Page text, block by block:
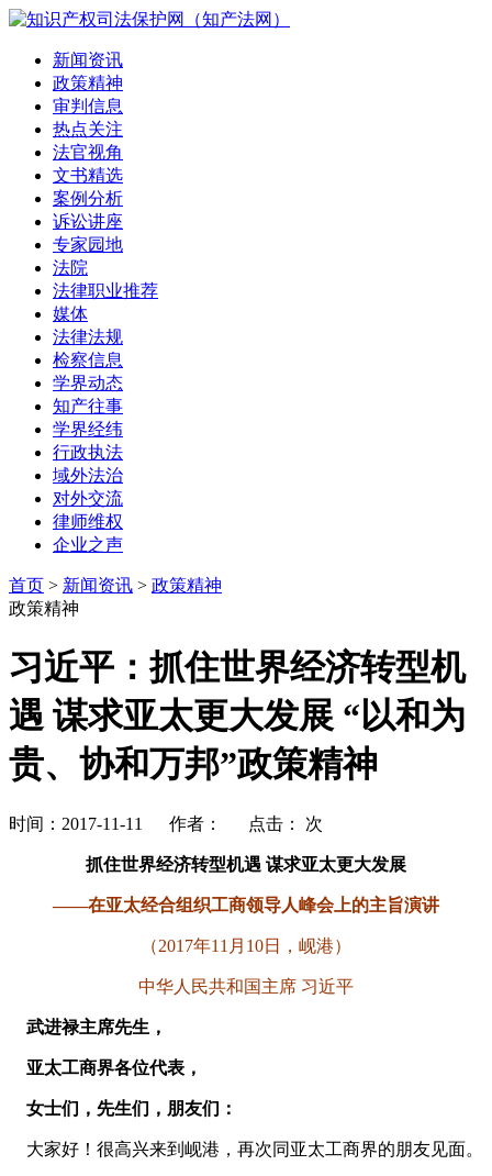
新闻资讯
政策精神
审判信息
热点关注
法官视角
文书精选
案例分析
诉讼讲座
专家园地
法院
法律职业推荐
媒体
法律法规
检察信息
学界动态
知产往事
学界经纬
行政执法
域外法治
对外交流
律师维权
企业之声
首页 > 新闻资讯 > 政策精神
政策精神
习近平：抓住世界经济转型机
遇 谋求亚太更大发展 “以和为
贵、协和万邦”政策精神
时间：2017-11-11 作者： 点击： 次
抓住世界经济转型机遇 谋求亚太更大发展
——在亚太经合组织工商领导人峰会上的主旨演讲
（2017年11月10日，岘港）
中华人民共和国主席 习近平
武进禄主席先生，
亚太工商界各位代表，
女士们，先生们，朋友们：
大家好！很高兴来到岘港，再次同亚太工商界的朋友见面。